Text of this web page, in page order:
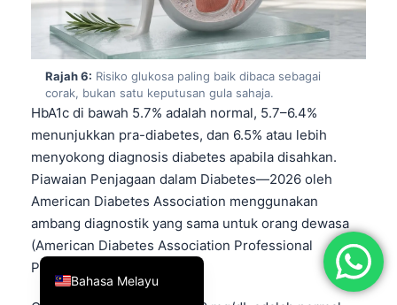
Rajah 6: Risiko glukosa paling baik dibaca sebagai
corak, bukan satu keputusan gula sahaja.
HbA1c di bawah 5.7% adalah normal, 5.7–6.4%
menunjukkan pra-diabetes, dan 6.5% atau lebih
menyokong diagnosis diabetes apabila disahkan.
Piawaian Penjagaan dalam Diabetes—2026 oleh
American Diabetes Association menggunakan
ambang diagnostik yang sama untuk orang dewasa
(American Diabetes Association Professional
Practice Committee, 2026).
Bahasa Melayu
English
Deutsch
العربية
Français
עִבְרִית
Italiano
Español
Português
Ελληνικά